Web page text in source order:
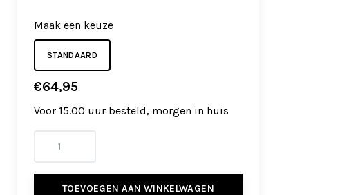
Maak een keuze
STANDAARD
€64,95
Voor 15.00 uur besteld, morgen in huis
TOEVOEGEN AAN WINKELWAGEN